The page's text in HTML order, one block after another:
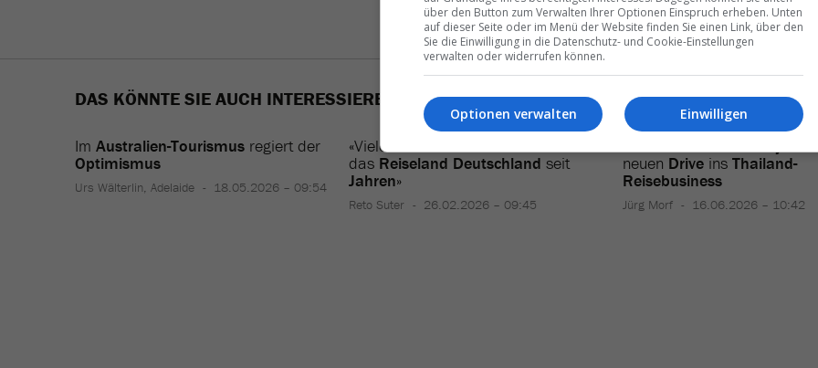
DAS KÖNNTE SIE AUCH INTERESSIEREN
Im Australien-Tourismus regiert der
Optimismus
Urs Wälterlin, Adelaide 18.05.2026 – 09:54
«Viele
das Reiseland Deutschland seit
Jahren»
Reto Suter 26.02.2026 – 09:45
neuen Drive ins Thailand-
Reisebusiness
Jürg Morf 16.06.2026 – 10:42
über den Button zum Verwalten Ihrer Optionen Einspruch erheben. Unten
auf dieser Seite oder im Menü der Website finden Sie einen Link, über den
Sie die Einwilligung in die Datenschutz- und Cookie-Einstellungen
verwalten oder widerrufen können.
Einwilligen
Optionen verwalten